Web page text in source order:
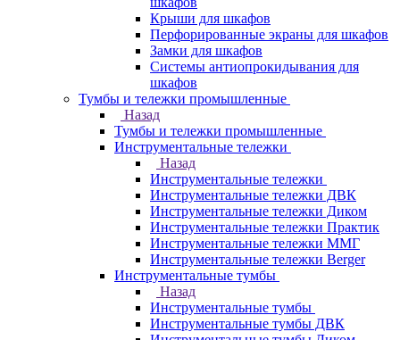
Крыши для шкафов
Перфорированные экраны для шкафов
Замки для шкафов
Системы антиопрокидывания для
шкафов
Тумбы и тележки промышленные
Назад
Тумбы и тележки промышленные
Инструментальные тележки
Назад
Инструментальные тележки
Инструментальные тележки ДВК
Инструментальные тележки Диком
Инструментальные тележки Практик
Инструментальные тележки ММГ
Инструментальные тележки Berger
Инструментальные тумбы
Назад
Инструментальные тумбы
Инструментальные тумбы ДВК